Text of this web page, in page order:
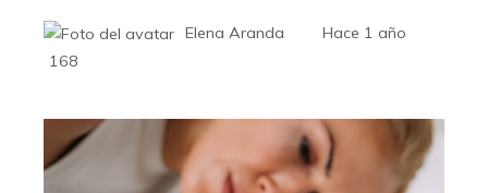
Elena Aranda
Hace 1 año
168